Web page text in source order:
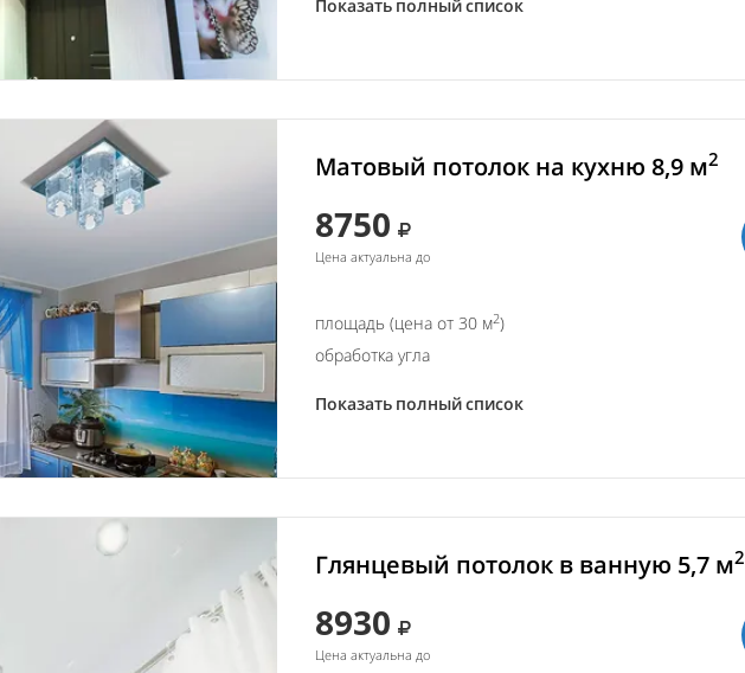
Показать полный список
Матовый потолок на кухню 8,9 м2
8750
Цена актуальна до
площадь (цена от 30 м2)
обработка угла
Показать полный список
Глянцевый потолок в ванную 5,7 м2
8930
Цена актуальна до